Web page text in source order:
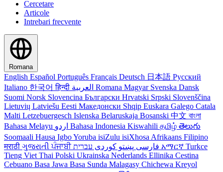
Cercetare
Articole
Intrebari frecvente
Romana
English Español Português Français Deutsch 日本語 Русский
Italiano 한국어हिन्दी Romana Magyar Svenska Dansk
Suomi Norsk Slovencina Български Hrvatski Srpski Slovenščina
Lietuvių Latviešu Eesti Македонски Shqip Euskara Galego Catala
Malti Letzebuergesch Islenska Belaruskaja Bosanski 中文 বাংলা
Bahasa Melayu
Bahasa Indonesia Kiswahili தமிழ் తెలుగు
Soomaali Hausa IgboYoruba isiZulu isiXhosa Afrikaans Filipino
मराठी ગુજરાતીਪੰਜਾਬੀ فارسی پښتو کوردی አማርኛ Turkce
Tieng Viet Thai Polski Ukrainska Nederlands Ellinika Cestina
Cebuano Basa Jawa Basa Sunda Malagasy Chichewa Kreyol